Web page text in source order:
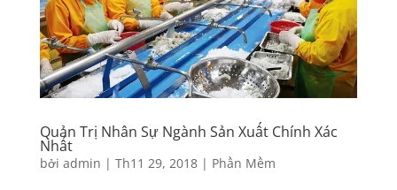
Quản Trị Nhân Sự Ngành Sản Xuất Chính Xác
Nhất
bởi admin | Th11 29, 2018| Phần Mềm